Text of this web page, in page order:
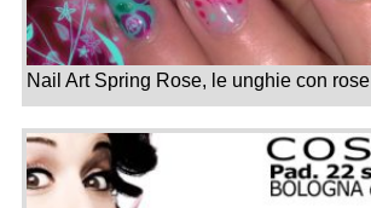
Nail Art Spring Rose, le unghie con rose